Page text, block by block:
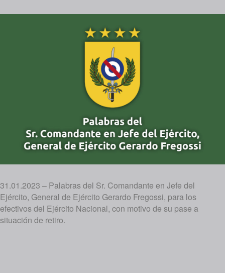
31.01.2023 – Palabras del Sr. Comandante en Jefe del
Ejército, General de Ejército Gerardo Fregossi, para los
efectivos del Ejército Nacional, con motivo de su pase a
situación de retiro.